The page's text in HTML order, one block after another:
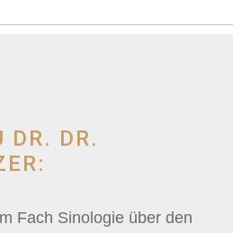
DR. DR.
Fach Sinologie über den